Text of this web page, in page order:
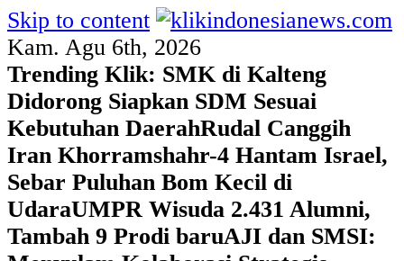
Skip to content
Kam. Agu 6th, 2026
Trending Klik: SMK di Kalteng
Didorong Siapkan SDM Sesuai
Kebutuhan DaerahRudal Canggih
Iran Khorramshahr-4 Hantam Israel,
Sebar Puluhan Bom Kecil di
UdaraUMPR Wisuda 2.431 Alumni,
Tambah 9 Prodi baruAJI dan SMSI: